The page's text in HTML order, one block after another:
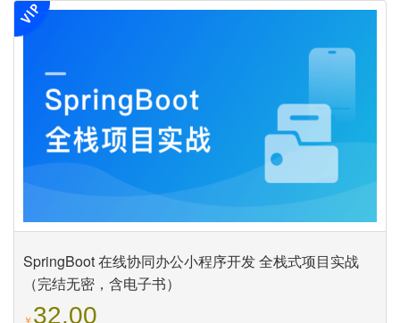
SpringBoot 在线协同办公小程序开发 全栈式项目实战
（完结无密，含电子书）
￥32.00